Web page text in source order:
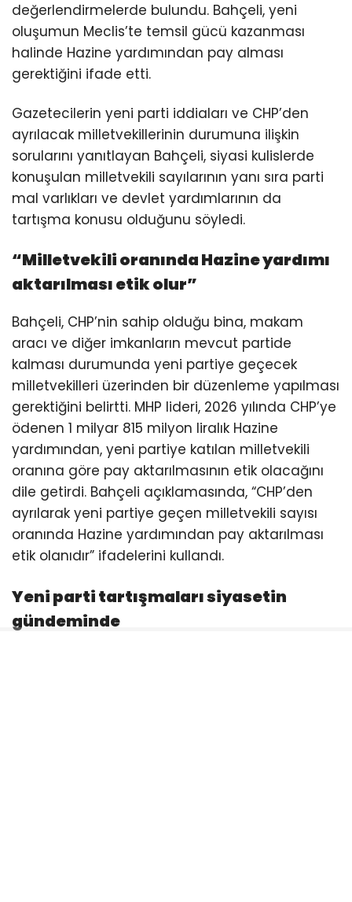
değerlendirmelerde bulundu. Bahçeli, yeni
oluşumun Meclis’te temsil gücü kazanması
halinde Hazine yardımından pay alması
gerektiğini ifade etti.
Gazetecilerin yeni parti iddiaları ve CHP’den
ayrılacak milletvekillerinin durumuna ilişkin
sorularını yanıtlayan Bahçeli, siyasi kulislerde
konuşulan milletvekili sayılarının yanı sıra parti
mal varlıkları ve devlet yardımlarının da
tartışma konusu olduğunu söyledi.
“Milletvekili oranında Hazine yardımı
aktarılması etik olur”
Bahçeli, CHP’nin sahip olduğu bina, makam
aracı ve diğer imkanların mevcut partide
kalması durumunda yeni partiye geçecek
milletvekilleri üzerinden bir düzenleme yapılması
gerektiğini belirtti. MHP lideri, 2026 yılında CHP’ye
ödenen 1 milyar 815 milyon liralık Hazine
yardımından, yeni partiye katılan milletvekili
oranına göre pay aktarılmasının etik olacağını
dile getirdi. Bahçeli açıklamasında, “CHP’den
ayrılarak yeni partiye geçen milletvekili sayısı
oranında Hazine yardımından pay aktarılması
etik olanıdır” ifadelerini kullandı.
Yeni parti tartışmaları siyasetin
gündeminde